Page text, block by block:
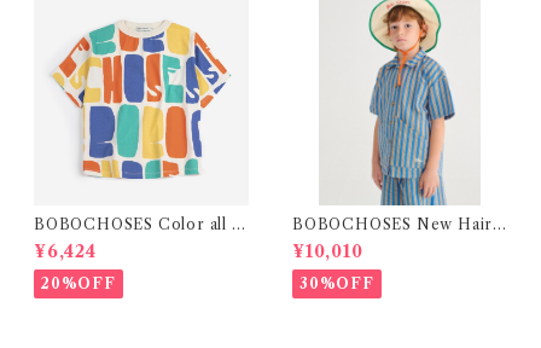
BOBOCHOSES Color all o
ver T-shirt / 2-6y
¥6,424
20%OFF
BOBOCHOSES New Hairli
ne woven shirt / 2-4Y
¥10,010
30%OFF